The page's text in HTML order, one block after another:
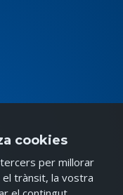
cookies
per millorar
el trànsit, la vostra